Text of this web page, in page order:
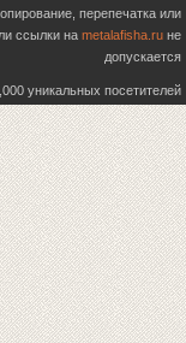
перепечатка или
ссылки на metalafisha.ru не
допускается
уникальных посетителей